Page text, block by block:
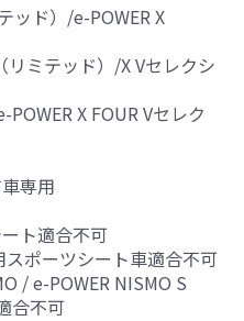
ッド）/e-POWER X
リミテッド）/X Vセレクシ
X FOUR Vセレク
専用
ト適合不可
ポーツシート車適合不可
/ e-POWER NISMO S
合不可